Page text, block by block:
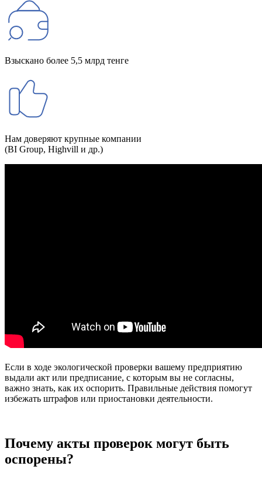
Взыскано более 5,5 млрд тенге
Нам доверяют крупные компании
(BI Group, Highvill и др.)
Если в ходе экологической проверки вашему предприятию
выдали акт или предписание, с которым вы не согласны,
важно знать, как их оспорить. Правильные действия помогут
избежать штрафов или приостановки деятельности.
Почему акты проверок могут быть
оспорены?